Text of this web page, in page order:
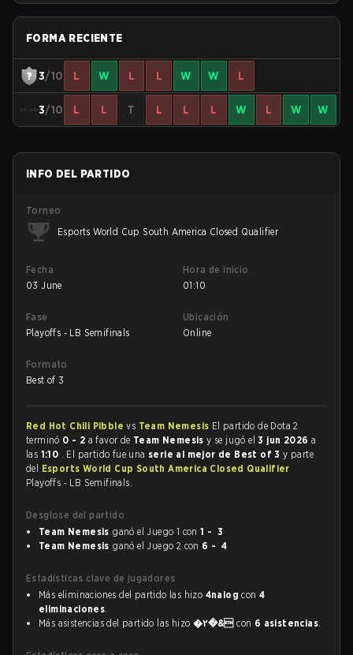
FORMA RECIENTE
3/10 L W L L W W L
3/10 L L T L L L W L W W
INFO DEL PARTIDO
Torneo
Esports World Cup South America Closed Qualifier
Fecha
03 June
Hora de inicio
01:10
Fase
Playoffs - LB Semifinals
Ubicación
Online
Formato
Best of 3
Red Hot Chili Pibblevs Team Nemesis El partido de Dota 2
terminó 0 - 2 a favor de Team Nemesisy se jugó el3 jun 2026 a
las 1:10 . El partido fue una serie al mejor de Best of 3y parte
del Esports World Cup South America Closed Qualifier
Playoffs - LB Semifinals.
Desglose del partido
Team Nemesis ganó el Juego 1 con1 - 3
Team Nemesis ganó el Juego 2 con 6 - 4
Estadísticas clave de jugadores
Más eliminaciones del partido las hizo 4nalog con4
eliminaciones.
Más asistencias del partido las hizo �۲�&con 6 asistencias.